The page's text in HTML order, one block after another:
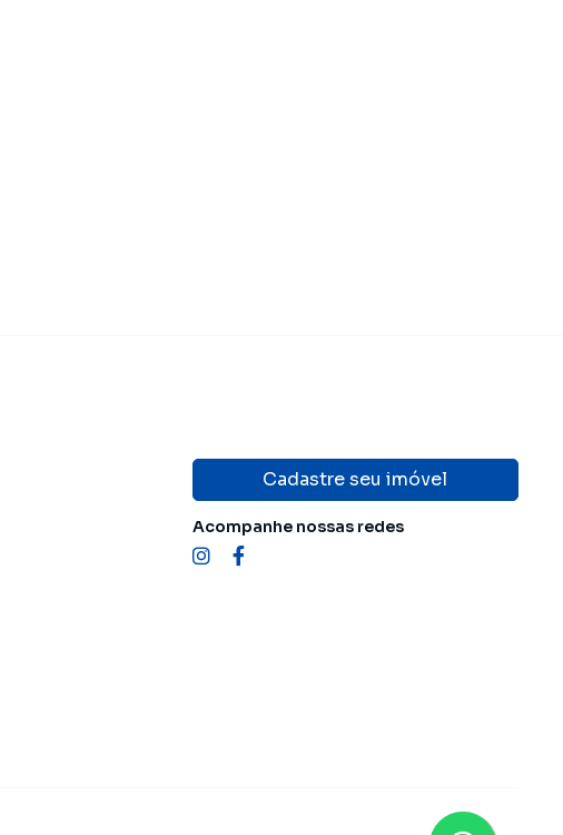
Cadastre seu imóvel
Acompanhe nossas redes